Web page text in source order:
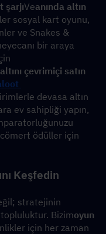
şarjıVeanında altın
sosyal kart oyunu,
ve Snakes &
bir araya
çevrimiçi satın
devasa altın
ev sahipliği yapın,
ödüller için
Keşfedin
stratejinin
Bizimoyun
için her zaman